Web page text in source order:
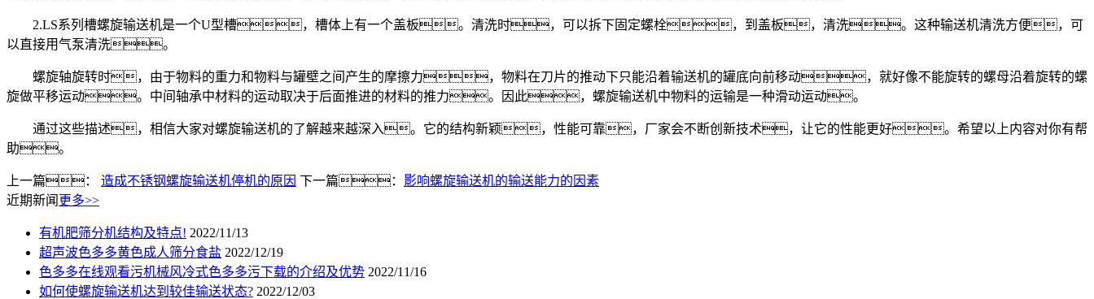
2.LS系列槽螺旋输送机是一个U型槽，槽体上有一个盖板。清洗时，可以拆下固定螺栓，到盖板，清洗。这种输送机清洗方便，可
以直接用气泵清洗。
螺旋轴旋转时，由于物料的重力和物料与罐壁之间产生的摩擦力，物料在刀片的推动下只能沿着输送机的罐底向前移动，就好像不能旋转的螺母沿着旋转的螺
旋做平移运动。中间轴承中材料的运动取决于后面推进的材料的推力。因此，螺旋输送机中物料的运输是一种滑动运动。
通过这些描述，相信大家对螺旋输送机的了解越来越深入。它的结构新颖，性能可靠，厂家会不断创新技术，让它的性能更好。希望以上内容对你有帮
助。
上一篇： 造成不锈钢螺旋输送机停机的原因 下一篇： 影响螺旋输送机的输送能力的因素
近期新闻 更多>>
有机肥筛分机结构及特点! 2022/11/13
超声波色多多黄色成人筛分食盐 2022/12/19
色多多在线观看污机械风冷式色多多污下载的介绍及优势 2022/11/16
如何使螺旋输送机达到较佳输送状态? 2022/12/03